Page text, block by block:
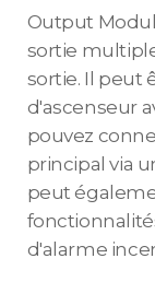
Output
sortie
sortie. Il peut
d'ascenseur
pouvez
principal via
peut
d'alarme